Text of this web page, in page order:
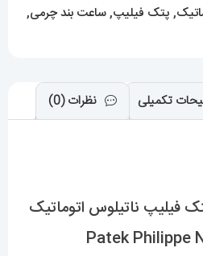
, پتک فیلیپ,ساعت بند چرمی,
تکمیلی نظرات (0)
فیلیپ ناتیلوس اتوماتیک
Patek Philippe